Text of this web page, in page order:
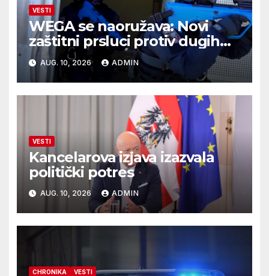
VESTI
WEGA se naoružava: Novi
zaštitni prsluci protiv dugih
cevi
AUG. 10, 2026 ADMIN
VESTI
Kancelarova izjava izazvala
politički potres
AUG. 10, 2026 ADMIN
CHRONIKA VESTI